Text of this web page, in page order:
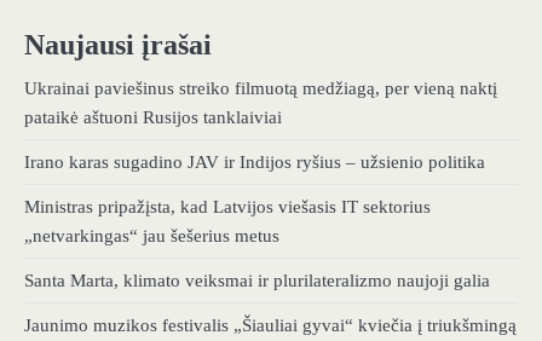
Naujausi įrašai
Ukrainai paviešinus streiko filmuotą medžiagą, per vieną naktį
pataikė aštuoni Rusijos tanklaiviai
Irano karas sugadino JAV ir Indijos ryšius – užsienio politika
Ministras pripažįsta, kad Latvijos viešasis IT sektorius
„netvarkingas“ jau šešerius metus
Santa Marta, klimato veiksmai ir plurilateralizmo naujoji galia
Jaunimo muzikos festivalis „Šiauliai gyvai“ kviečia į triukšmingą